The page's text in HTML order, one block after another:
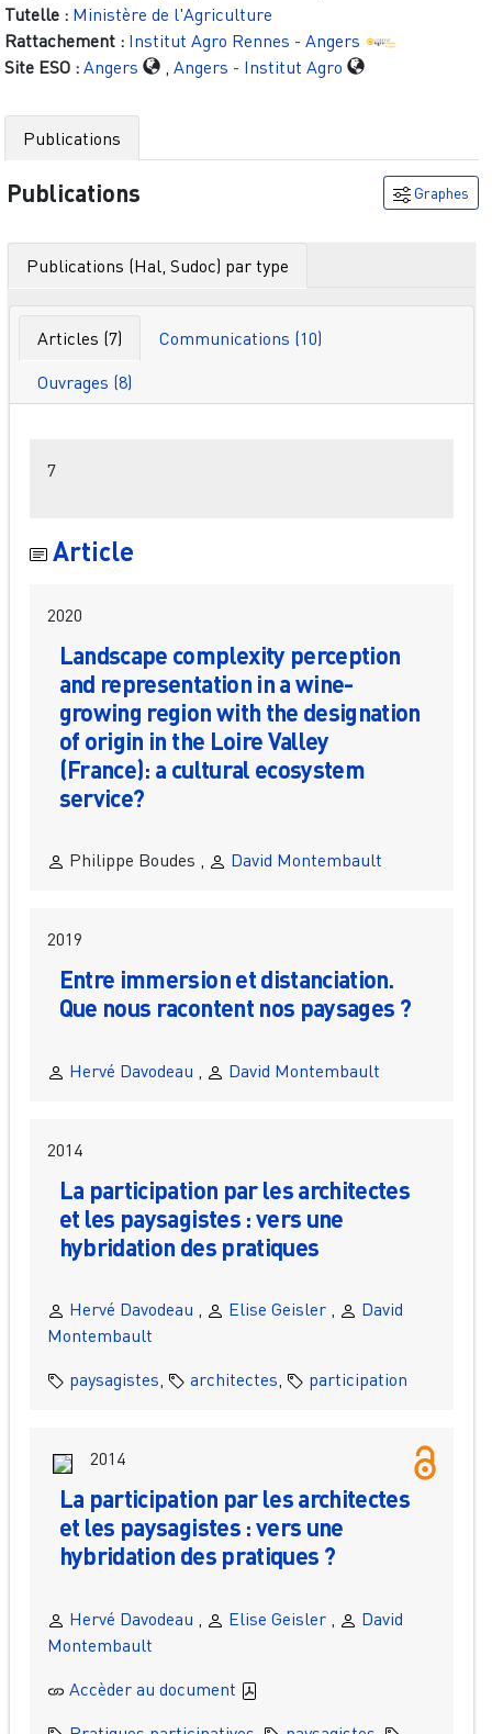
Tutelle : Ministère de l'Agriculture
Rattachement : Institut Agro Rennes - Angers
Site ESO : Angers Angers - Institut Agro
Publications
Publications Graphes
Publications (Hal, Sudoc) par type
Articles (7)
Communications (10)
Ouvrages (8)
7
Article
2020
Landscape complexity perception
and representation in a wine-
growing region with the designation
of origin in the Loire Valley
(France): a cultural ecosystem
service?
Philippe Boudes , David Montembault
2019
Entre immersion et distanciation.
Que nous racontent nos paysages ?
Hervé Davodeau David Montembault
2014
La participation par les architectes
et les paysagistes : vers une
hybridation des pratiques
Hervé Davodeau , Elise Geisler,
David
Montembault
paysagistes, architectes, participation
2014
La participation par les architectes
et les paysagistes : vers une
hybridation des pratiques ?
Hervé Davodeau Elise Geisler,
David
Montembault
Accèder au document